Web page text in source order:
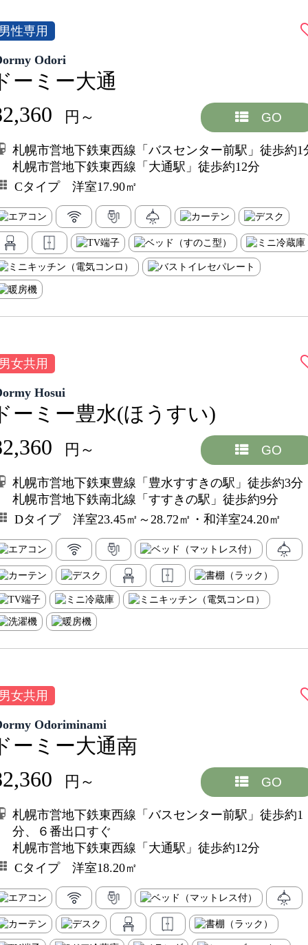
性専用
Odori
ーミー大通
円～ GO
札幌市営地下鉄東西線「バスセンター前駅」徒歩約1
札幌市営地下鉄東西線「大通駅」徒歩約12分
Cタイプ 洋室17.90㎡
女共用
Hosui
ーミー豊水(ほうすい)
円～ GO
札幌市営地下鉄東豊線「豊水すすきの駅」徒歩約3分
札幌市営地下鉄南北線「すすきの駅」徒歩約9分
Dタイプ 洋室23.45㎡～28.72㎡・和洋室24.20㎡
女共用
Odoriminami
ーミー大通南
円～ GO
札幌市営地下鉄東西線「バスセンター前駅」徒歩約1
分、６番出口すぐ
札幌市営地下鉄東西線「大通駅」徒歩約12分
Cタイプ 洋室18.20㎡